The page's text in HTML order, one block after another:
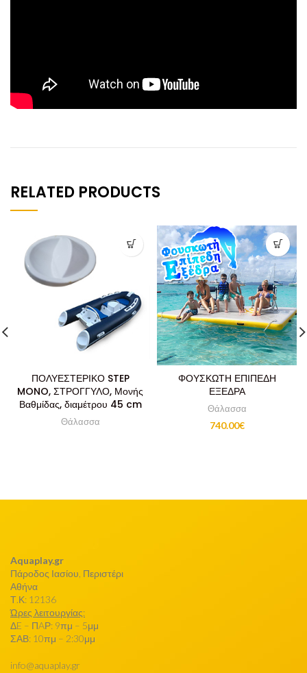
RELATED PRODUCTS
ΠΟΛΥΕΣΤΕΡΙΚΟ STEP
MONO, ΣΤΡΟΓΓΥΛΟ, Μονής
Βαθμίδας, διαμέτρου 45 cm
Θάλασσα
ΦΟΥΣΚΩΤΗ ΕΠΙΠΕΔΗ
ΕΞΕΔΡΑ
Θάλασσα
740.00€
Aquaplay.gr
Πάροδος Ιασίου, Περιστέρι
Αθήνα
Τ.Κ: 12136
Ώρες λειτουργίας:
ΔE – ΠAΡ: 9πμ – 5μμ
ΣΑΒ: 10πμ – 2:30μμ
info@aquaplay.gr